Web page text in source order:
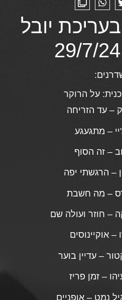
יובל
על הרוקר
– עד הזריחה
– מתגעגע
– זה הסוף
– הרגשתי יפה
– מה חשבת
– חוזר ועולה שם
– אוקיינוסים
– עדיין בוער
– זמן פריז
נמט – אופניים